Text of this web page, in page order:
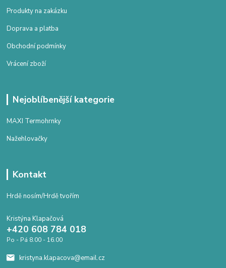
Produkty na zakázku
Doprava a platba
Obchodní podmínky
Vrácení zboží
Nejoblíbenější kategorie
MAXI Termohrnky
Nažehlovačky
Kontakt
Hrdě nosím/Hrdě tvořím
Kristýna Klapačová
+420 608 784 018
Po - Pá 8.00 - 16.00
kristyna.klapacova@email.cz